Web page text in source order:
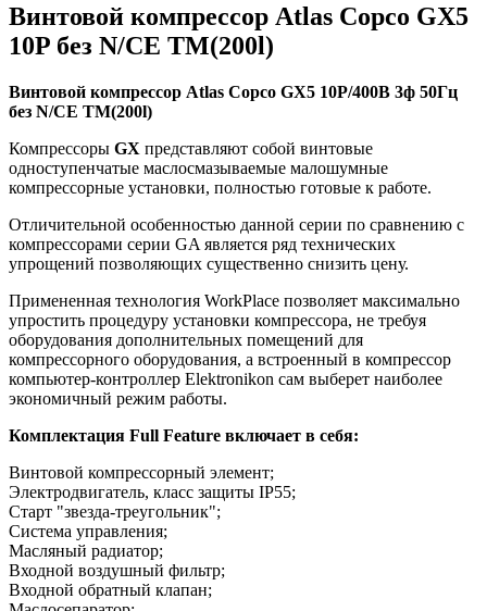
Винтовой компрессор Atlas Copco GX5
10P без N/CE TM(200l)
Винтовой компрессор Atlas Copco GX5 10P/400В 3ф 50Гц
без N/CE TM(200l)
Компрессоры GX представляют собой винтовые
одноступенчатые маслосмазываемые малошумные
компрессорные установки, полностью готовые к работе.
Отличительной особенностью данной серии по сравнению с
компрессорами серии GA является ряд технических
упрощений позволяющих существенно снизить цену.
Примененная технология WorkPlace позволяет максимально
упростить процедуру установки компрессора, не требуя
оборудования дополнительных помещений для
компрессорного оборудования, а встроенный в компрессор
компьютер-контроллер Elektronikon сам выберет наиболее
экономичный режим работы.
Комплектация Full Feature включает в себя:
Винтовой компрессорный элемент;
Электродвигатель, класс защиты IP55;
Старт "звезда-треугольник";
Система управления;
Масляный радиатор;
Входной воздушный фильтр;
Входной обратный клапан;